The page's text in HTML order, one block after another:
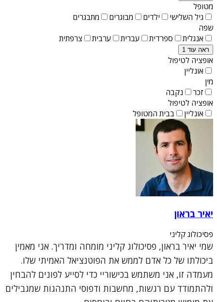
מטופל
גיל השלישי
ילדים מבוגרים
מתבגרים
שפה
אנגלית
ספרדית עברית ערבית צרפתית
ראה עוד 1
אופציה לטיפול
אונליין
מין
זכר
נקבה
אופציה לטיפול
אונליין
בבית המטופל
יאיר בראון
פסיכולוג קליני
שמי יאיר בראון, פסיכולוג קליני מומחה ומדריך. אני מאמין
ביכולתו של כל אדם לממש את הפוטנציאל האמיתי שלו.
מעמדה זו, אני משתמש בכישוריי כדי לסייע לפונים להבחין
ולהתמודד עם רגשות, מחשבות ודפוסי התנהגות שמגבילים